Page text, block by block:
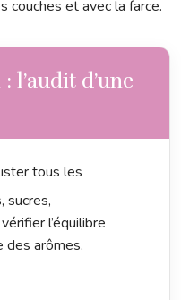
couches et avec la farce.
l’audit d’une
tous les
sucres,
l’équilibre
des arômes.